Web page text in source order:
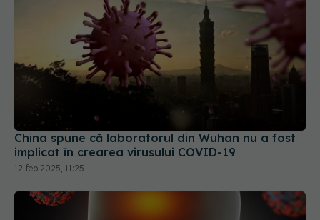
China spune că laboratorul din Wuhan nu a fost
implicat în crearea virusului COVID-19
12 feb 2025, 11:25